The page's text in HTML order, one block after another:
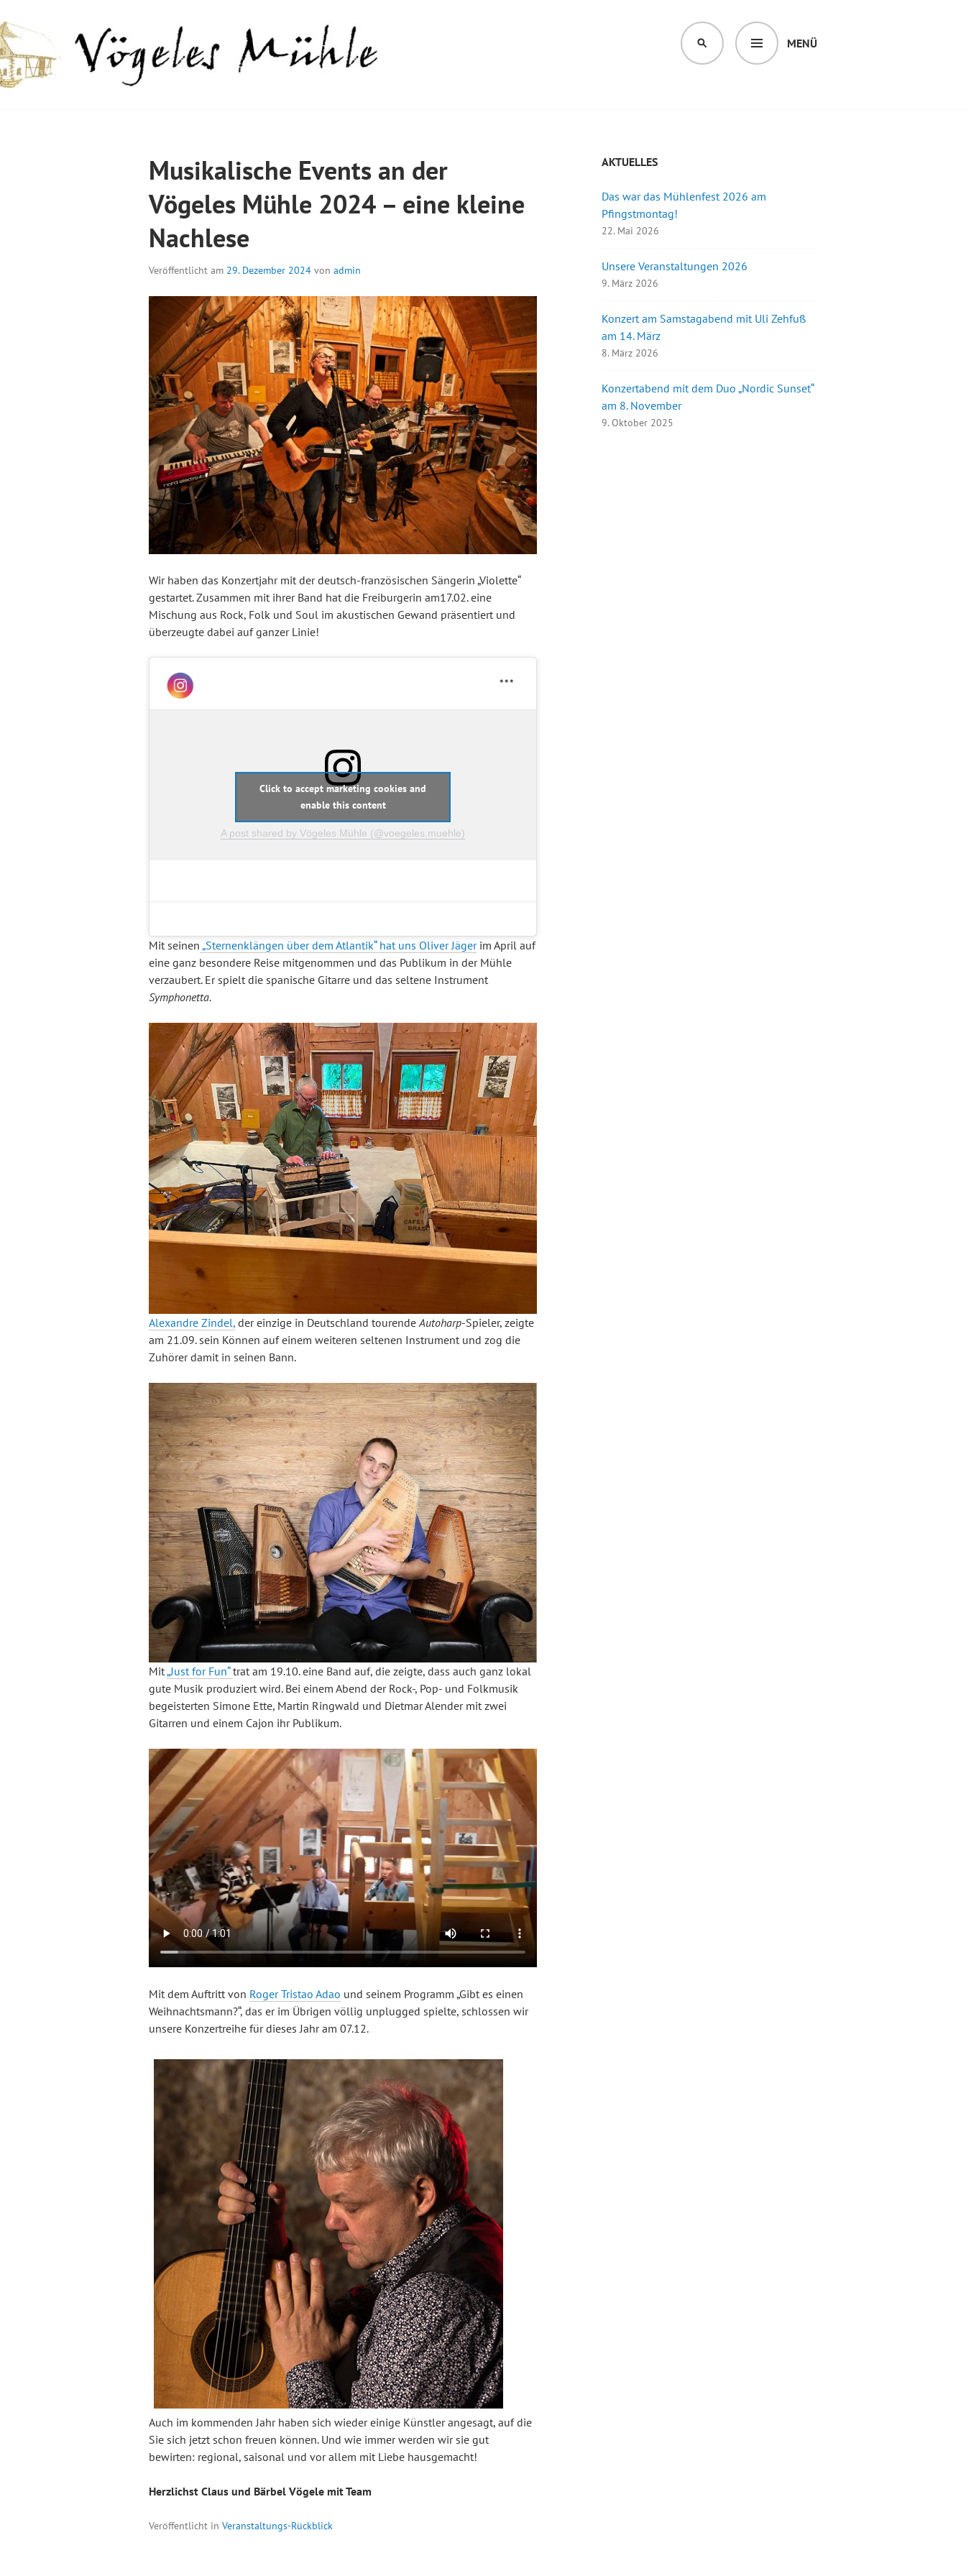
zum
Inhalt
MENÜ
SUCHEN
Musikalische Events an der
Vögeles Mühle 2024 – eine kleine
Nachlese
Veröffentlicht am 29. Dezember 2024 von admin
Wir haben das Konzertjahr mit der deutsch-französischen Sängerin „Violette“
gestartet. Zusammen mit ihrer Band hat die Freiburgerin am17.02. eine
Mischung aus Rock, Folk und Soul im akustischen Gewand präsentiert und
überzeugte dabei auf ganzer Linie!
A post shared by Vögeles Mühle (@voegeles.muehle)
Click to accept marketing cookies and
enable this content
Mit seinen „Sternenklängen über dem Atlantik“ hat uns Oliver Jägerim April auf
eine ganz besondere Reise mitgenommen und das Publikum in der Mühle
verzaubert. Er spielt die spanische Gitarre und das seltene Instrument
Symphonetta.
Alexandre Zindel, der einzige in Deutschland tourendeAutoharp-Spieler, zeigte
am 21.09. sein Können auf einem weiteren seltenen Instrument und zog die
Zuhörer damit in seinen Bann.
Mit„Just for Fun“trat am 19.10. eine Band auf, die zeigte, dass auch ganz lokal
gute Musik produziert wird. Bei einem Abend der Rock-, Pop- und Folkmusik
begeisterten Simone Ette, Martin Ringwald und Dietmar Alender mit zwei
Gitarren und einem Cajon ihr Publikum.
Mit dem Auftritt von Roger Tristao Adao und seinem Programm „Gibt es einen
Weihnachtsmann?“, das er im Übrigen völlig unplugged spielte, schlossen wir
unsere Konzertreihe für dieses Jahr am 07.12.
Auch im kommenden Jahr haben sich wieder einige Künstler angesagt, auf die
Sie sich jetzt schon freuen können. Und wie immer werden wir sie gut
bewirten: regional, saisonal und vor allem mit Liebe hausgemacht!
Herzlichst Claus und Bärbel Vögele mit Team
Veröffentlicht in Veranstaltungs-Rückblick
AKTUELLES
Das war das Mühlenfest 2026 am
Pfingstmontag!
22. Mai 2026
Unsere Veranstaltungen 2026
9. März 2026
Konzert am Samstagabend mit Uli Zehfuß
am 14. März
8. März 2026
Konzertabend mit dem Duo „Nordic Sunset“
am 8. November
9. Oktober 2025